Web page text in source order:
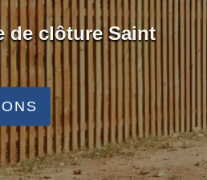
de clôture Saint